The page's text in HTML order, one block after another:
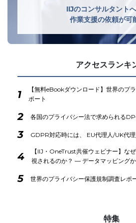
IIJのコンサルタント
作業支援の依頼が可
アクセスランキ
1
【無料eBookダウンロード】世界のプ
ポート
2 各国のプライバシー法で求められる
3 GDPR対応時には、 EU代理人/UK代理
4
【IIJ・OneTrust共催ウェビナー】な
視されるのか？ ― データマッピング
5 世界のプライバシー保護規制調査レポ
特集